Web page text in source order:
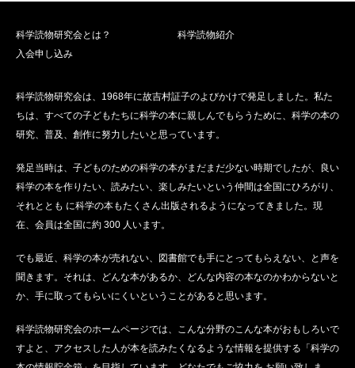
科学読物研究会とは？
科学読物紹介
入会申し込み
科学読物研究会は、1968年に故吉村証子のよびかけで発足しました。私た
ちは、すべての子どもたちに科学の本に親しんでもらうために、科学の本の
研究、普及、創作に努力したいと思っています。
発足当時は、子どものための科学の本がまだまだ少ない時期でしたが、良い
科学の本を作りたい、読みたい、楽しみたいという仲間は全国にひろがり、
それととも に科学の本もたくさん出版されるようになってきました。現
在、会員は全国に約 300 人います。
でも最近、科学の本が売れない、図書館でも手にとってもらえない、と声を
聞きます。それは、どんな本があるか、どんな内容の本なのかわからないと
か、手に取ってもらいにくいということがあると思います。
科学読物研究会のホームページでは、こんな分野のこんな本がおもしろいで
すよと、アクセスした人が本を読みたくなるような情報を提供する「科学の